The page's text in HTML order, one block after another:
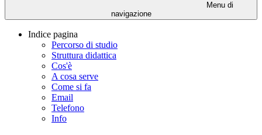
Menu di
navigazione
Indice pagina
Percorso di studio
Struttura didattica
Cos'è
A cosa serve
Come si fa
Email
Telefono
Info